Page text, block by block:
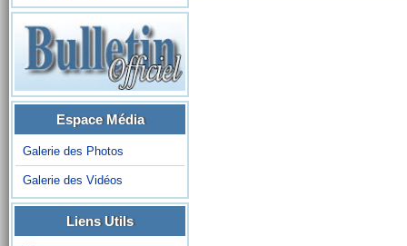
Espace Média
Galerie des Photos
Galerie des Vidéos
Liens Utils